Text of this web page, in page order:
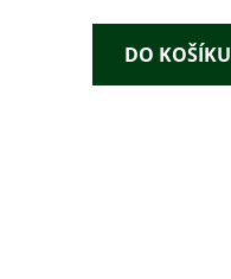
DO KOŠÍKU